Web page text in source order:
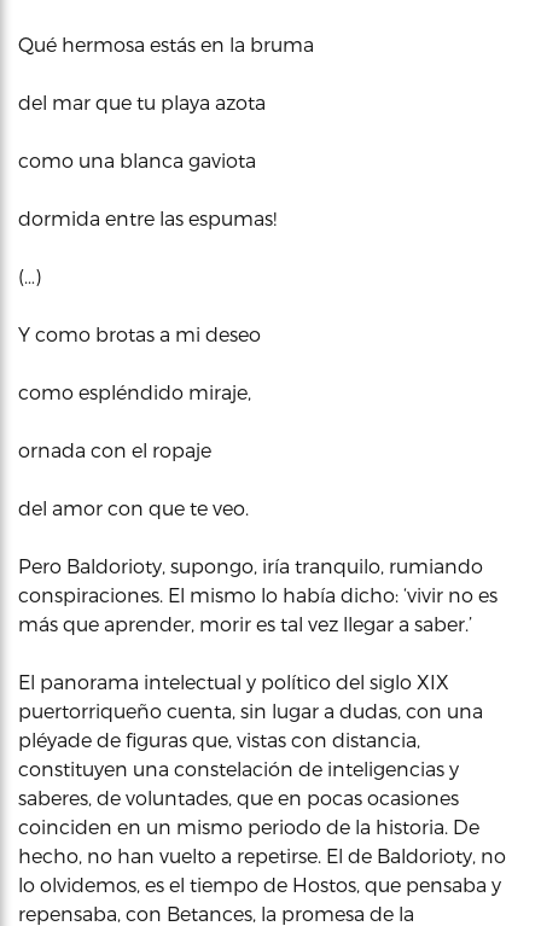
Qué hermosa estás en la bruma
del mar que tu playa azota
como una blanca gaviota
dormida entre las espumas!
(…)
Y como brotas a mi deseo
como espléndido miraje,
ornada con el ropaje
del amor con que te veo.
Pero Baldorioty, supongo, iría tranquilo, rumiando
conspiraciones. El mismo lo había dicho: ‘vivir no es
más que aprender, morir es tal vez llegar a saber.’
El panorama intelectual y político del siglo XIX
puertorriqueño cuenta, sin lugar a dudas, con una
pléyade de figuras que, vistas con distancia,
constituyen una constelación de inteligencias y
saberes, de voluntades, que en pocas ocasiones
coinciden en un mismo periodo de la historia. De
hecho, no han vuelto a repetirse. El de Baldorioty, no
lo olvidemos, es el tiempo de Hostos, que pensaba y
repensaba, con Betances, la promesa de la